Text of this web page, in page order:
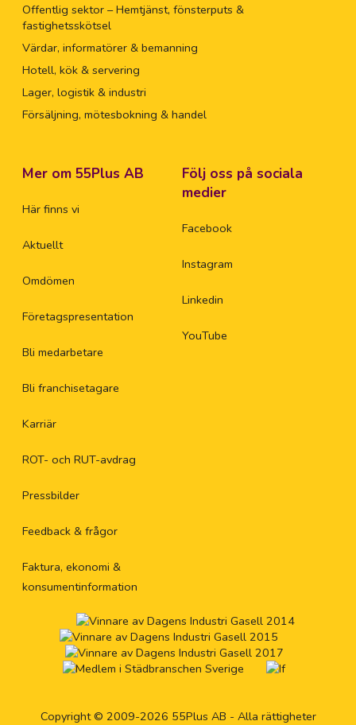
Offentlig sektor – Hemtjänst, fönsterputs &
fastighetsskötsel
Värdar, informatörer & bemanning
Hotell, kök & servering
Lager, logistik & industri
Försäljning, mötesbokning & handel
Mer om 55Plus AB
Här finns vi
Aktuellt
Omdömen
Företagspresentation
Bli medarbetare
Bli franchisetagare
Karriär
ROT- och RUT-avdrag
Pressbilder
Feedback & frågor
Faktura, ekonomi &
konsumentinformation
Följ oss på sociala
medier
Facebook
Instagram
Linkedin
YouTube
Copyright © 2009-2026 55Plus AB - Alla rättigheter